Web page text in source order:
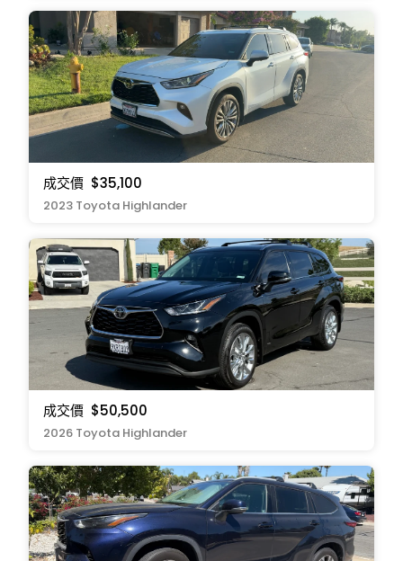
成交價 $35,100
2023 Toyota Highlander
成交價 $50,500
2026 Toyota Highlander